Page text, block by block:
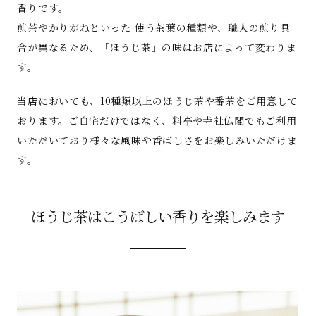
香りです。
煎茶やかりがねといった 使う茶葉の種類や、職人の煎り具
合が異なるため、「ほうじ茶」の味はお店によって変わりま
す。
当店においても、10種類以上のほうじ茶や番茶をご用意して
おります。ご自宅だけではなく、料亭や寺社仏閣でもご利用
いただいており様々な風味や香ばしさをお楽しみいただけま
す。
ほうじ茶はこうばしい香りを楽しみます